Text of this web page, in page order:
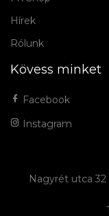
Hírek
Rólunk
Kövess minket
Facebook
Instagram
Nagyrét utca 32